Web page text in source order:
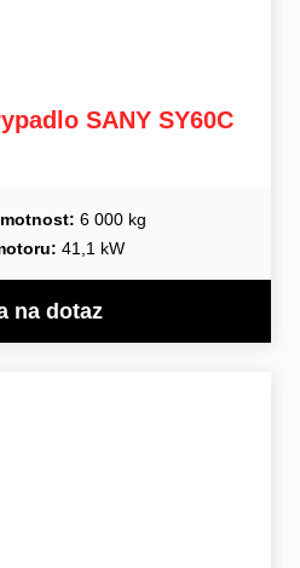
SANY SY60C
6 000 kg
41,1 kW
na dotaz